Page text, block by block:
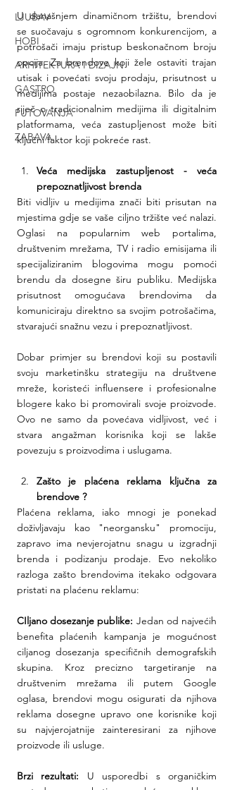
LJUBAV
HOBI
ARHITEKTURA I DIZAJN
GASTRO
PUTOVANJA
ZABAVA
U današnjem dinamičnom tržištu, brendovi
se suočavaju s ogromnom konkurencijom, a
potrošači imaju pristup beskonačnom broju
opcija. Za brendove koji žele ostaviti trajan
utisak i povećati svoju prodaju, prisutnost u
medijima postaje nezaobilazna. Bilo da je
riječ o tradicionalnim medijima ili digitalnim
platformama, veća zastupljenost može biti
ključni faktor koji pokreće rast.
Veća medijska zastupljenost - veća
prepoznatljivost brenda
Biti vidljiv u medijima znači biti prisutan na
mjestima gdje se vaše ciljno tržište već nalazi.
Oglasi na popularnim web portalima,
društvenim mrežama, TV i radio emisijama ili
specijaliziranim blogovima mogu pomoći
brendu da dosegne širu publiku. Medijska
prisutnost omogućava brendovima da
komuniciraju direktno sa svojim potrošačima,
stvarajući snažnu vezu i prepoznatljivost.
Dobar primjer su brendovi koji su postavili
svoju marketinšku strategiju na društvene
mreže, koristeći influensere i profesionalne
blogere kako bi promovirali svoje proizvode.
Ovo ne samo da povećava vidljivost, već i
stvara angažman korisnika koji se lakše
povezuju s proizvodima i uslugama.
Zašto je plaćena reklama ključna za
brendove ?
Plaćena reklama, iako mnogi je ponekad
doživljavaju kao "neorgansku" promociju,
zapravo ima nevjerojatnu snagu u izgradnji
brenda i podizanju prodaje. Evo nekoliko
razloga zašto brendovima itekako odgovara
pristati na plaćenu reklamu:
CIljano dosezanje publike: Jedan od najvećih
benefita plaćenih kampanja je mogućnost
ciljanog dosezanja specifičnih demografskih
skupina. Kroz precizno targetiranje na
društvenim mrežama ili putem Google
oglasa, brendovi mogu osigurati da njihova
reklama dosegne upravo one korisnike koji
su najvjerojatnije zainteresirani za njihove
proizvode ili usluge.
Brzi rezultati: U usporedbi s organičkim